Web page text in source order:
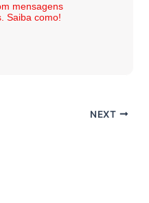
mensagens
Saiba como!
NEXT